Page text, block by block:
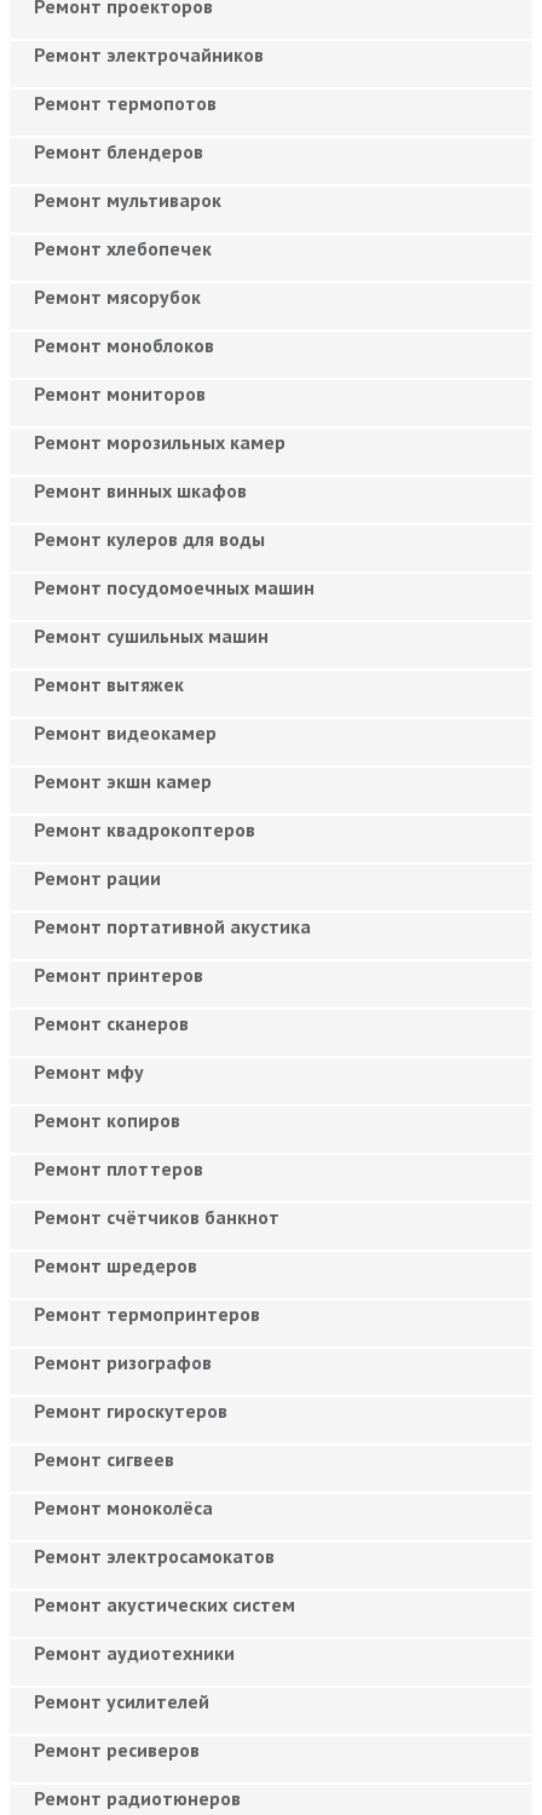
Ремонт проекторов
Ремонт электрочайников
Ремонт термопотов
Ремонт блендеров
Ремонт мультиварок
Ремонт хлебопечек
Ремонт мясорубок
Ремонт моноблоков
Ремонт мониторов
Ремонт морозильных камер
Ремонт винных шкафов
Ремонт кулеров для воды
Ремонт посудомоечных машин
Ремонт сушильных машин
Ремонт вытяжек
Ремонт видеокамер
Ремонт экшн камер
Ремонт квадрокоптеров
Ремонт рации
Ремонт портативной акустика
Ремонт принтеров
Ремонт сканеров
Ремонт мфу
Ремонт копиров
Ремонт плоттеров
Ремонт счётчиков банкнот
Ремонт шредеров
Ремонт термопринтеров
Ремонт ризографов
Ремонт гироскутеров
Ремонт сигвеев
Ремонт моноколёса
Ремонт электросамокатов
Ремонт акустических систем
Ремонт аудиотехники
Ремонт усилителей
Ремонт ресиверов
Ремонт радиотюнеров